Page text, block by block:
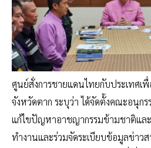
ศูนย์สั่งการชายแดนไทยกับประเทศเ
จังหวัดตาก ระบุว่า ได้จัดตั้งคณะอนุก
แก้ไขปัญหาอาชญากรรมข้ามชาติแล
ทำงานและร่วมจัดระเบียบข้อมูลข่าวส